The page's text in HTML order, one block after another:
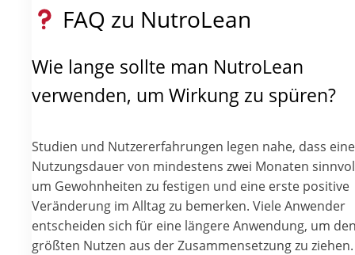
FAQ zu NutroLean
Wie lange sollte man NutroLean
verwenden, um Wirkung zu spüren?
Studien und Nutzererfahrungen legen nahe, dass eine
Nutzungsdauer von mindestens zwei Monaten
um Gewohnheiten zu festigen und eine erste positive
Veränderung im Alltag zu bemerken. Viele Anwender
entscheiden sich für eine längere Anwendung, um
größten Nutzen aus der Zusammensetzung zu